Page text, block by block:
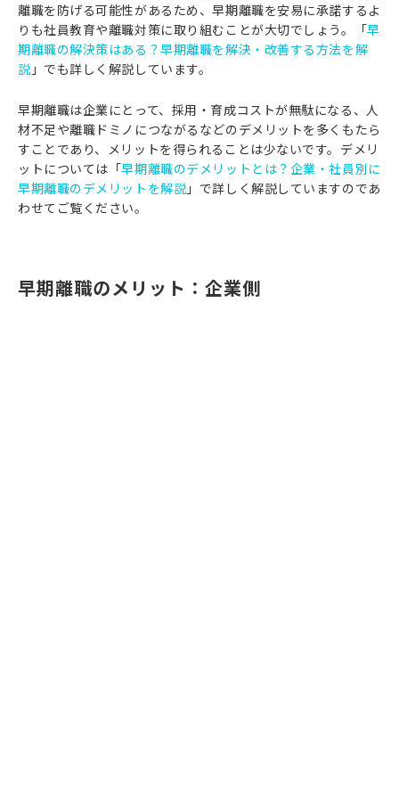
離職を防げる可能性があるため、早期離職を安易に承諾するよ
りも社員教育や離職対策に取り組むことが大切でしょう。「早
期離職の解決策はある？早期離職を解決・改善する方法を解
説 」でも詳しく解説しています。
早期離職は企業にとって、採用・育成コストが無駄になる、人
材不足や離職ドミノにつながるなどのデメリットを多くもたら
すことであり、メリットを得られることは少ないです。デメリ
ットについては「早期離職のデメリットとは？企業・社員別に
早期離職のデメリットを解説 」で詳しく解説していますのであ
わせてご覧ください。
早期離職のメリット：企業側